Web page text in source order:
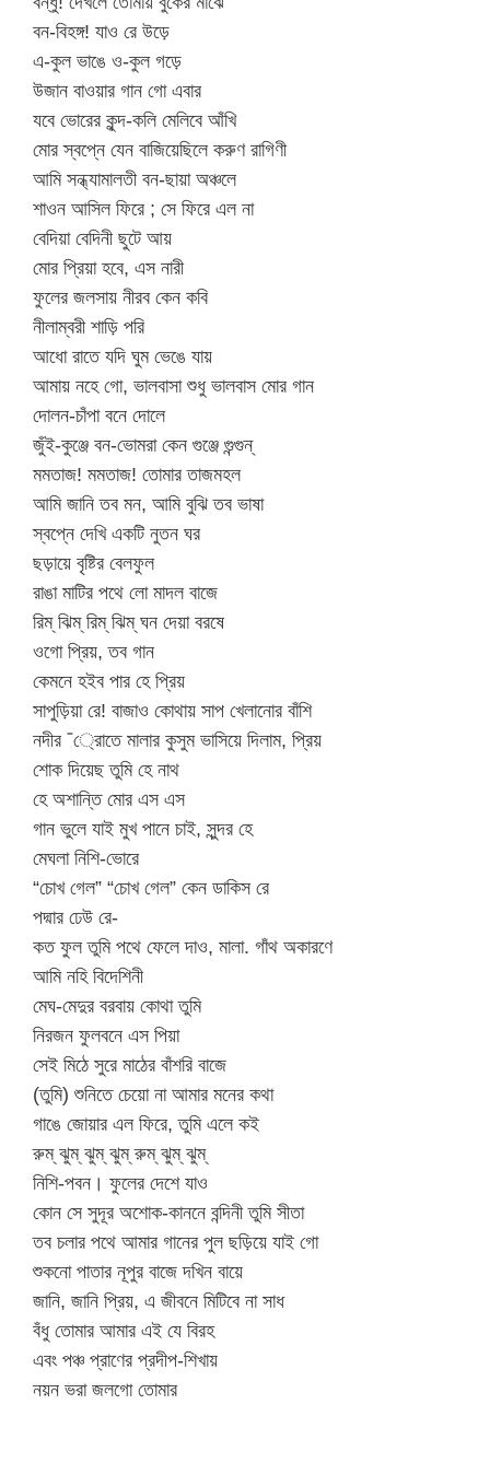
বন-বিহঙ্গ! যাও রে উড়ে
এ-কুল ভাঙে ও-কুল গড়ে
উজান বাওয়ার গান গো এবার
যবে ভোরের কুন্দ-কলি মেলিবে আঁখি
মোর স্বপ্নে যেন বাজিয়েছিলে করুণ রাগিণী
আমি সন্ধ্যামালতী বন-ছায়া অঞ্চলে
শাওন আসিল ফিরে ; সে ফিরে এল না
বেদিয়া বেদিনী ছুটে আয়
মোর প্রিয়া হবে, এস নারী
ফুলের জলসায় নীরব কেন কবি
নীলাম্বরী শাড়ি পরি
আধো রাতে যদি ঘুম ভেঙে যায়
আমায় নহে গো, ভালবাসা শুধু ভালবাস মোর গান
দোলন-চাঁপা বনে দোলে
জুঁই-কুঞ্জে বন-ভোমরা কেন গুঞ্জে গুন্গুন্
মমতাজ! মমতাজ! তোমার তাজমহল
আমি জানি তব মন, আমি বুঝি তব ভাষা
স্বপ্নে দেখি একটি নুতন ঘর
ছড়ায়ে বৃষ্টির বেলফুল
রাঙা মাটির পথে লো মাদল বাজে
রিম্ ঝিম্ রিম্ ঝিম্ ঘন দেয়া বরষে
ওগো প্রিয়, তব গান
কেমনে হইব পার হে প্রিয়
সাপুড়িয়া রে! বাজাও কোথায় সাপ খেলানোর বাঁশি
নদীর ¯্রােতে মালার কুসুম ভাসিয়ে দিলাম, প্রিয়
শোক দিয়েছ তুমি হে নাথ
হে অশান্তি মোর এস এস
গান ভুলে যাই মুখ পানে চাই, সুন্দর হে
মেঘলা নিশি-ভোরে
“চোখ গেল” “চোখ গেল” কেন ডাকিস রে
পদ্মার ঢেউ রে-
কত ফুল তুমি পথে ফেলে দাও, মালা. গাঁথ অকারণে
আমি নহি বিদেশিনী
মেঘ-মেদুর বরবায় কোথা তুমি
নিরজন ফুলবনে এস পিয়া
সেই মিঠে সুরে মাঠের বাঁশরি বাজে
(তুমি) শুনিতে চেয়ো না আমার মনের কথা
গাঙে জোয়ার এল ফিরে, তুমি এলে কই
রুম্ ঝুম্ ঝুম্ ঝুম্ রুম্ ঝুম্ ঝুম্
নিশি-পবন। ফুলের দেশে যাও
কোন সে সুদূর অশোক-কাননে বন্দিনী তুমি সীতা
তব চলার পথে আমার গানের পুল ছড়িয়ে যাই গো
শুকনো পাতার নূপুর বাজে দখিন বায়ে
জানি, জানি প্রিয়, এ জীবনে মিটিবে না সাধ
বঁধু তোমার আমার এই যে বিরহ
এবং পঞ্চ প্রাণের প্রদীপ-শিখায়
নয়ন ভরা জলগো তোমার